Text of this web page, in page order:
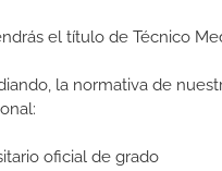
el título de Técnico
la normativa de
oficial de grado